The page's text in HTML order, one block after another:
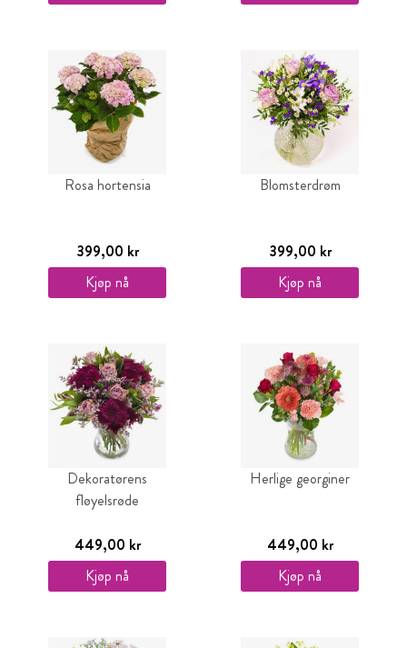
Rosa hortensia
399,00 kr
Kjøp nå
Blomsterdrøm
399,00 kr
Kjøp nå
Dekoratørens
fløyelsrøde
449,00 kr
Kjøp nå
Herlige georginer
449,00 kr
Kjøp nå